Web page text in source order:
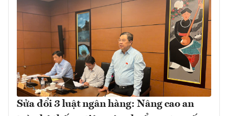
Sửa đổi 3 luật ngân hàng: Nâng cao an